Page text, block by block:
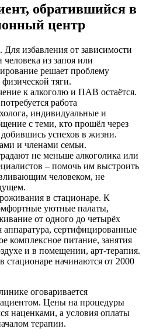
обратившийся в
центр
избавления от зависимости
из запоя или
решает проблему
тяги.
к алкоголю и ПАВ остаётся.
работа
индивидуальные и
с теми, кто прошёл через
добившись успехов в жизни.
и членами семьи.
не меньше алкоголика или
– помочь им выстроить
человеком, не
в стационаре. К
уютные палаты,
от одного до четырёх
аппаратура, сертифицированные
комплексное питание, занятия
и в помещении, арт-терапия.
начинаются от 2000
оговаривается
Цены на процедуры
наценками, а условия оплаты
терапии.